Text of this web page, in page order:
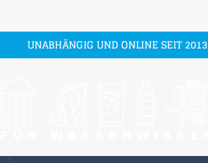
UNABHÄNGIG UND ONLINE SEIT 2013